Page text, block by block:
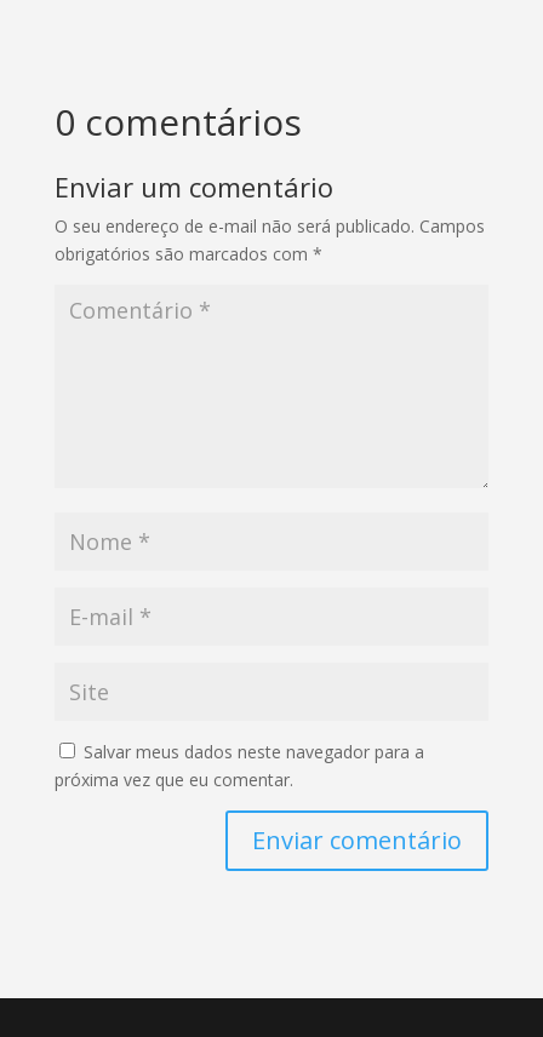
0 comentários
Enviar um comentário
O seu endereço de e-mail não será publicado. Campos
obrigatórios são marcados com *
Salvar meus dados neste navegador para a
próxima vez que eu comentar.
Enviar comentário